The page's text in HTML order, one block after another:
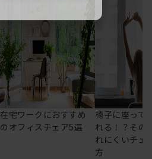
在宅ワークにおすすめ
のオフィスチェア5選
椅子に座って
れる！？その
れにくいチェ
方